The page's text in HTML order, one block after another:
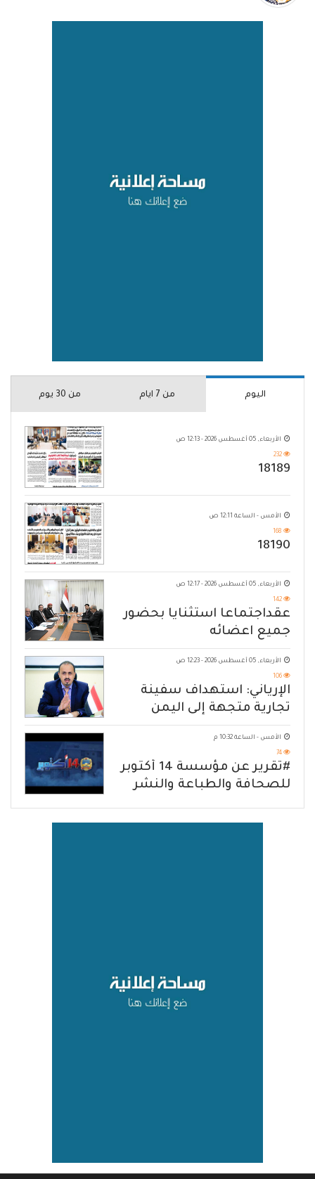
اليوم من 7 ايام من 30 يوم
الأربعاء, 05 أغسطس 2026 - 12:13 ص
232
18189
الأمس - الساعة 12:11 ص
168
18190
الأربعاء, 05 أغسطس 2026 - 12:17 ص
142
عقداجتماعا استثنايا بحضور
جميع اعضائه
الأربعاء, 05 أغسطس 2026 - 12:23 ص
106
الإرياني: استهداف سفينة
تجارية متجهة إلى اليمن
يكشف حصار الحوثي للشعب
الأمس - الساعة 10:32 م
74
#تقرير عن مؤسسة 14 أكتوبر
للصحافة والطباعة والنشر